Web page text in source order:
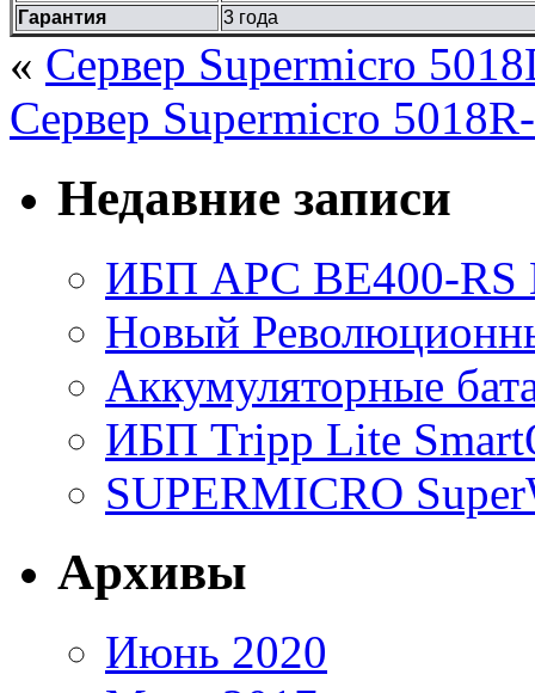
Гарантия
3 года
« Сервер Supermicro
Сервер Supermicro
Недавние записи
ИБП APC BE400-RS
Новый
Аккумуляторные
ИБП Tripp Lite
SUPERMICRO
Архивы
Июнь 2020